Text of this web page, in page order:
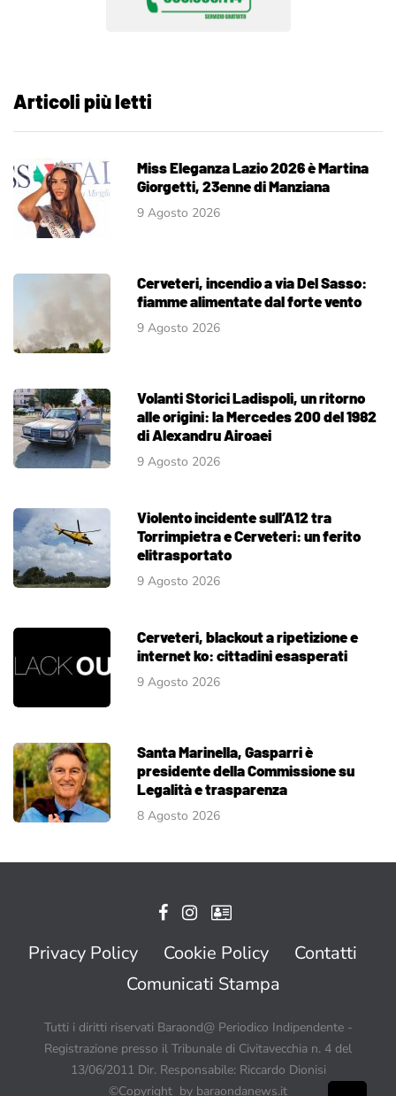
Articoli più letti
Miss Eleganza Lazio 2026 è Martina
Giorgetti, 23enne di Manziana
9 Agosto 2026
Cerveteri, incendio a via Del Sasso:
fiamme alimentate dal forte vento
9 Agosto 2026
Volanti Storici Ladispoli, un ritorno
alle origini: la Mercedes 200 del 1982
di Alexandru Airoaei
9 Agosto 2026
Violento incidente sull’A12 tra
Torrimpietra e Cerveteri: un ferito
elitrasportato
9 Agosto 2026
Cerveteri, blackout a ripetizione e
internet ko: cittadini esasperati
9 Agosto 2026
Santa Marinella, Gasparri è
presidente della Commissione su
Legalità e trasparenza
8 Agosto 2026
Privacy Policy Cookie Policy
Contatti
Comunicati Stampa
Tutti i diritti riservati Baraond@ Periodico Indipendente -
Registrazione presso il Tribunale di Civitavecchia n. 4 del
13/06/2011 Dir. Responsabile: Riccardo Dionisi
©Copyright by baraondanews.it